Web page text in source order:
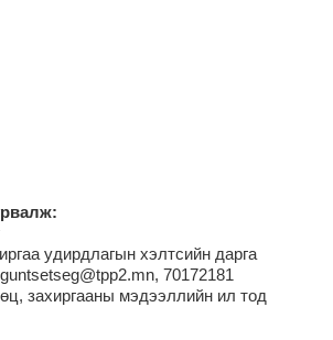
удирдлагын хэлтсийн дарга
70172181
захиргааны мэдээллийн ил тод